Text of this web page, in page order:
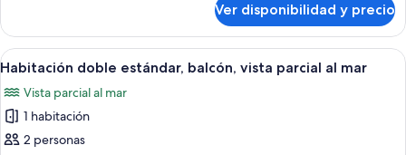
la
ciudad
superior,
vista
a
ciudad
Ver disponibilidad y precio
Ver
todas
las
fotos
de
Habitación de hotel con una cama
1
Habitación doble estándar, balcón, vista parcial al mar
Vista parcial al mar
1 habitación
2 personas